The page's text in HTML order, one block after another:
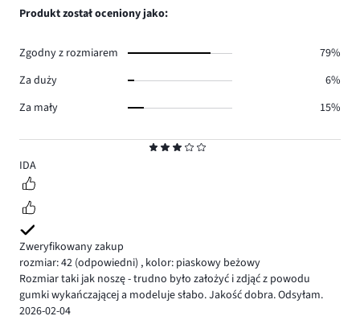
3
IDA
Zweryfikowany zakup
rozmiar: 42 (odpowiedni) , kolor: piaskowy beżowy
Rozmiar taki jak noszę - trudno było założyć i zdjąć z powodu
gumki wykańczającej a modeluje słabo. Jakość dobra. Odsyłam.
2026-02-04
Produkt został oceniony jako:
Zgodny z rozmiarem
79%
Za duży
6%
Za mały
15%